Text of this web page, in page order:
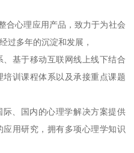
合心理应用产品，致力于为社会
过多年的沉淀和发展，
基于移动互联网线上线下结合
训课程体系以及承接重点课题
、国内的心理学解决方案提供
用研究，拥有多项心理学知识